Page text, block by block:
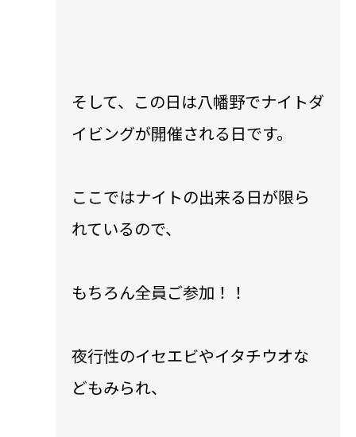
そして、この日は八幡野でナイトダ
イビングが開催される日です。
ここではナイトの出来る日が限ら
れているので、
もちろん全員ご参加！！
夜行性のイセエビやイタチウオな
どもみられ、